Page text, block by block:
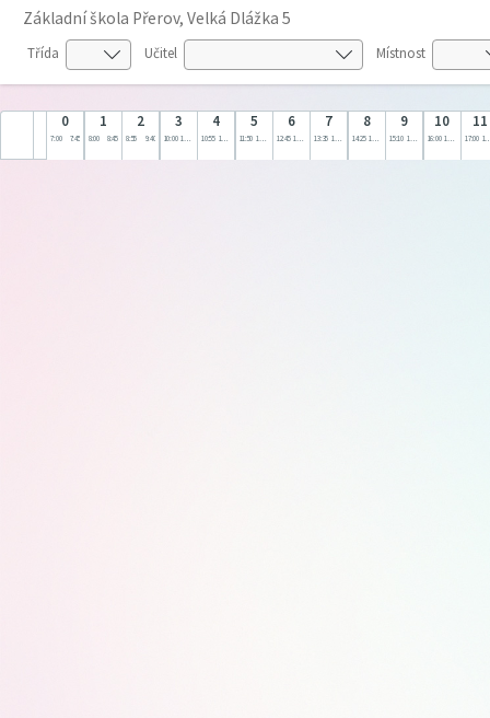
Základní škola Přerov, Velká Dlážka 5
Třída Učitel Místnost
0
7:00 7:45
1
8:00 8:45
2
8:55 9:40
3
10:00 10:45
4
10:55 11:40
5
11:50 12:35
6
12:45 13:30
7
13:35 14:20
8
14:25 15:10
9
15:10 16:00
10
16:00 17:00
11
17:00